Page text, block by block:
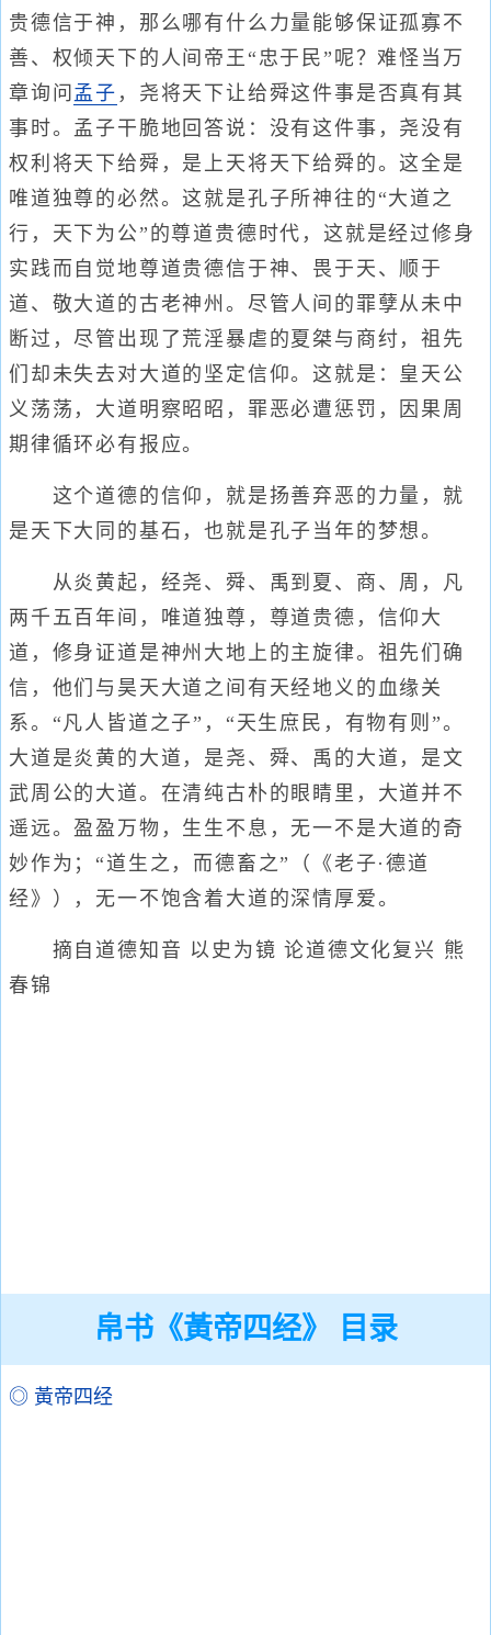
贵德信于神，那么哪有什么力量能够保证孤寡不
善、权倾天下的人间帝王“忠于民”呢？难怪当万
章询问 孟子 ，尧将天下让给舜这件事是否真有其
事时。孟子干脆地回答说：没有这件事，尧没有
权利将天下给舜，是上天将天下给舜的。这全是
唯道独尊的必然。这就是孔子所神往的“大道之
行，天下为公”的尊道贵德时代，这就是经过修身
实践而自觉地尊道贵德信于神、畏于天、顺于
道、敬大道的古老神州。尽管人间的罪孽从未中
断过，尽管出现了荒淫暴虐的夏桀与商纣，祖先
们却未失去对大道的坚定信仰。这就是：皇天公
义荡荡，大道明察昭昭，罪恶必遭惩罚，因果周
期律循环必有报应。
这个道德的信仰，就是扬善弃恶的力量，就
是天下大同的基石，也就是孔子当年的梦想。
从炎黄起，经尧、舜、禹到夏、商、周，凡
两千五百年间，唯道独尊，尊道贵德，信仰大
道，修身证道是神州大地上的主旋律。祖先们确
信，他们与昊天大道之间有天经地义的血缘关
系。“凡人皆道之子”，“天生庶民，有物有则”。
大道是炎黄的大道，是尧、舜、禹的大道，是文
武周公的大道。在清纯古朴的眼睛里，大道并不
遥远。盈盈万物，生生不息，无一不是大道的奇
妙作为；“道生之，而德畜之”（《老子·德道
经》），无一不饱含着大道的深情厚爱。
摘自道德知音 以史为镜 论道德文化复兴 熊
春锦
帛书《黃帝四经》 目录
◎ 黃帝四经